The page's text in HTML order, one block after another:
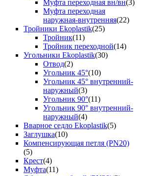
Муфта переходная вн/вн(3)
Муфта переходная
наружная-внутренняя(22)
Тройники Ekoplastik(25)
Тройник(11)
Тройник переходной(14)
Угольники Ekoplastik(30)
Отвод(2)
Угольник 45°(10)
Угольник 45° внутренний-
наружный(3)
Угольник 90°(11)
Угольник 90° внутренний-
наружный(4)
Вварное седло Ekoplastik(5)
Заглушка(10)
Компенсирующая петля (PN20)
(5)
Крест(4)
Муфта(11)